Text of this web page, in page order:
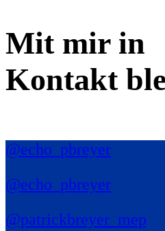
Mit mir in
Kontakt
@echo_pbreyer
@echo_pbreyer
@patrickbreyer_mep